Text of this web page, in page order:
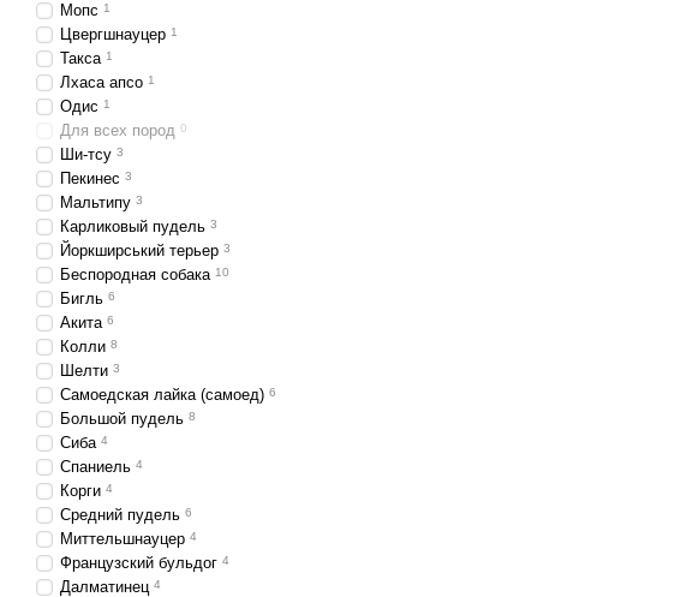
Мопс 1
Цвергшнауцер 1
Такса 1
Лхаса апсо 1
Одис 1
Для всех пород 0
Ши-тсу 3
Пекинес 3
Мальтипу 3
Карликовый пудель 3
Йоркширський терьер 3
Беспородная собака 10
Бигль 6
Акита 6
Колли 8
Шелти 3
Самоедская лайка (самоед) 6
Большой пудель 8
Сиба 4
Спаниель 4
Корги 4
Средний пудель 6
Миттельшнауцер 4
Французский бульдог 4
Далматинец 4